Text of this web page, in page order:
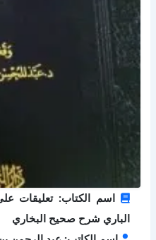
اسم الكتاب: تعليقات
الباري شرح صحيح البخاري